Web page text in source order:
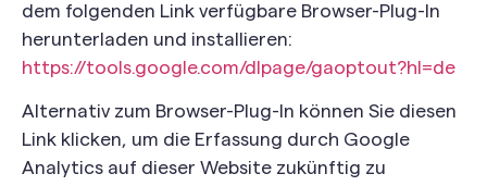
dem folgenden Link verfügbare Browser-Plug-In
herunterladen und installieren:
https://tools.google.com/dlpage/gaoptout?hl=de
Alternativ zum Browser-Plug-In können Sie diesen
Link klicken, um die Erfassung durch Google
Analytics auf dieser Website zukünftig zu